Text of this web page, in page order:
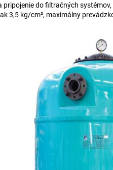
pripojenie do filtračných
3,5 kg/cm², maximálny